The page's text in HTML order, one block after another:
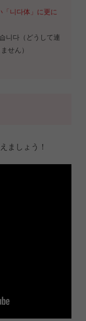
니다体」に更に
니다（どうして連
せん）
ましょう！